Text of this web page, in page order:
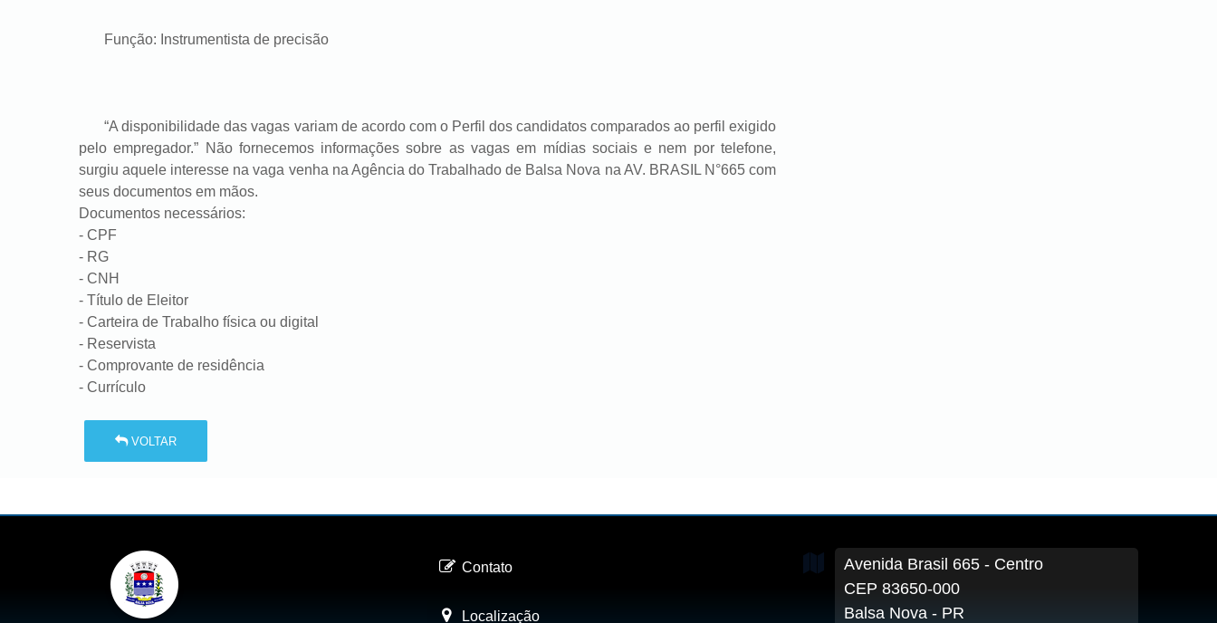
Função: Instrumentista de precisão
“A disponibilidade das vagas variam de acordo com o Perfil dos candidatos comparados ao perfil exigido
pelo empregador.” Não fornecemos informações sobre as vagas em mídias sociais e nem por telefone,
surgiu aquele interesse na vaga venha na Agência do Trabalhado de Balsa Nova na AV. BRASIL N°665 com
seus documentos em mãos.
Documentos necessários:
- CPF
- RG
- CNH
- Título de Eleitor
- Carteira de Trabalho física ou digital
- Reservista
- Comprovante de residência
- Currículo
VOLTAR
Contato
Localização
Avenida Brasil 665 - Centro
CEP 83650-000
Balsa Nova - PR